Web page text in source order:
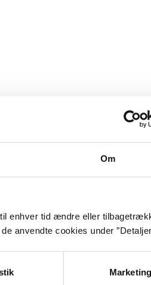
Om
enhver tid ændre eller
anvendte cookies under
Marketing